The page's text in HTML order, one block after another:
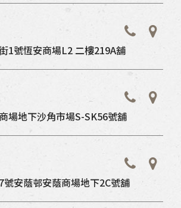
1號恆安商場L2 二樓219A舖
場地下沙角市場S-SK56號舖
安蔭邨安蔭商場地下2C號舖